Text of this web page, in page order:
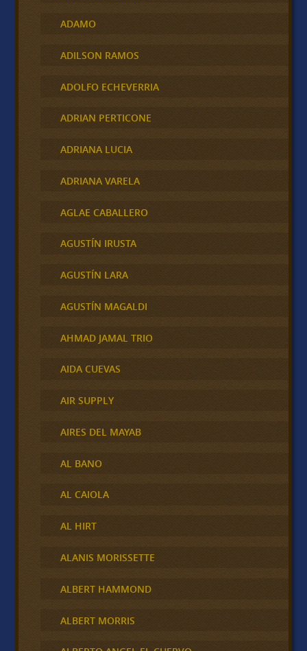
ADAMO
ADILSON RAMOS
ADOLFO ECHEVERRIA
ADRIAN PERTICONE
ADRIANA LUCIA
ADRIANA VARELA
AGLAE CABALLERO
AGUSTÍN IRUSTA
AGUSTÍN LARA
AGUSTÍN MAGALDI
AHMAD JAMAL TRIO
AIDA CUEVAS
AIR SUPPLY
AIRES DEL MAYAB
AL BANO
AL CAIOLA
AL HIRT
ALANIS MORISSETTE
ALBERT HAMMOND
ALBERT MORRIS